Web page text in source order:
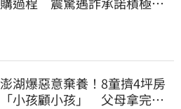
澎湖爆惡意棄養！8童擠4坪房
「小孩顧小孩」 父母拿完補